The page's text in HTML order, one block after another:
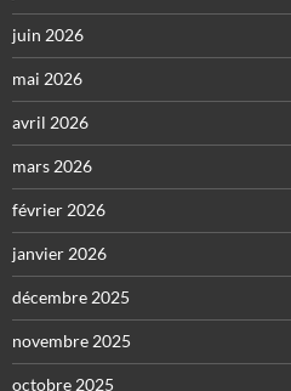
juin 2026
mai 2026
avril 2026
mars 2026
février 2026
janvier 2026
décembre 2025
novembre 2025
octobre 2025